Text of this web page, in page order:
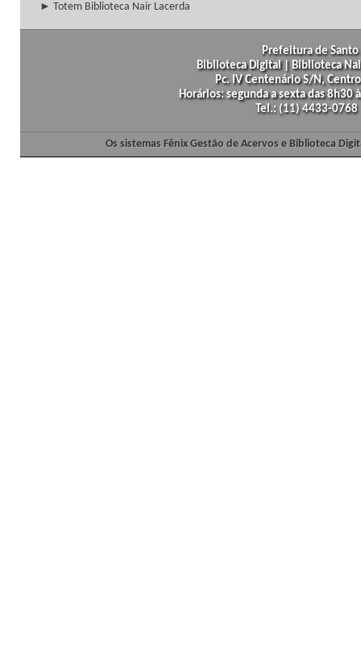
► Totem Biblioteca Nair Lacerda
Prefeitura de
Biblioteca Digital | Biblioteca
Pc. IV Centenário S/N,
Horários: segunda a sexta das
Tel.: (11) 4433-
Os sistemas Fênix Gestão de Acervos e Biblioteca